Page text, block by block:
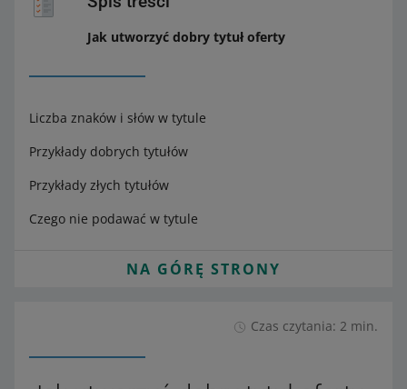
Jak utworzyć dobry tytuł oferty
Liczba znaków i słów w tytule
Przykłady dobrych tytułów
Przykłady złych tytułów
Czego nie podawać w tytule
NA GÓRĘ STRONY
Czas czytania: 2 min.